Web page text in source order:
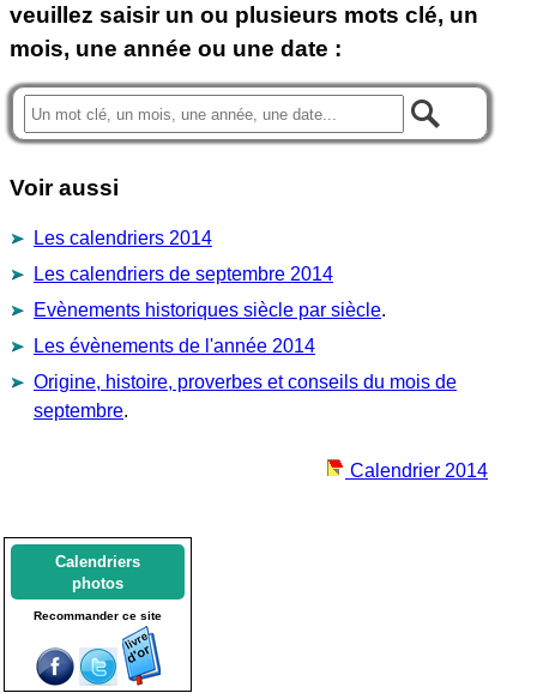
veuillez saisir un ou plusieurs mots clé, un
mois, une année ou une date :
Voir aussi
Les calendriers 2014
Les calendriers de septembre 2014
Evènements historiques siècle par siècle.
Les évènements de l'année 2014
Origine, histoire, proverbes et conseils du mois de
septembre.
Calendrier 2014
Calendriers
photos
Recommander ce site